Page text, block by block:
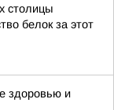
столицы
белок за этот
здоровью и